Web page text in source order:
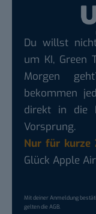
Du willst
um KI, Green
Morgen
bekommen
direkt in die
Vorsprung.
Nur für kurze
Glück Apple
Mit deiner Anmeldung
gelten dieAGB.